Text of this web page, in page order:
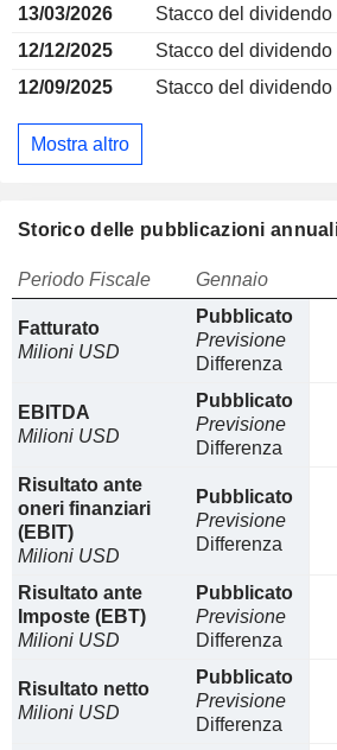
13/03/2026
Stacco del dividendo
12/12/2025
Stacco del dividendo
12/09/2025
Stacco del dividendo
Mostra altro
Storico delle pubblicazioni
Periodo Fiscale Gennaio
Fatturato
Milioni USD
Pubblicato
Previsione
Differenza
EBITDA
Milioni USD
Pubblicato
Previsione
Differenza
Risultato ante
oneri finanziari
(EBIT)
Milioni USD
Pubblicato
Previsione
Differenza
Risultato ante
Imposte (EBT)
Milioni USD
Pubblicato
Previsione
Differenza
Risultato netto
Milioni USD
Pubblicato
Previsione
Differenza